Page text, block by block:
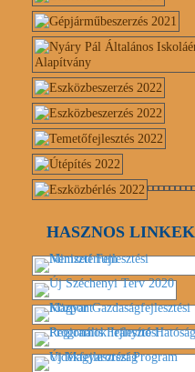
HASZNOS LINKEK